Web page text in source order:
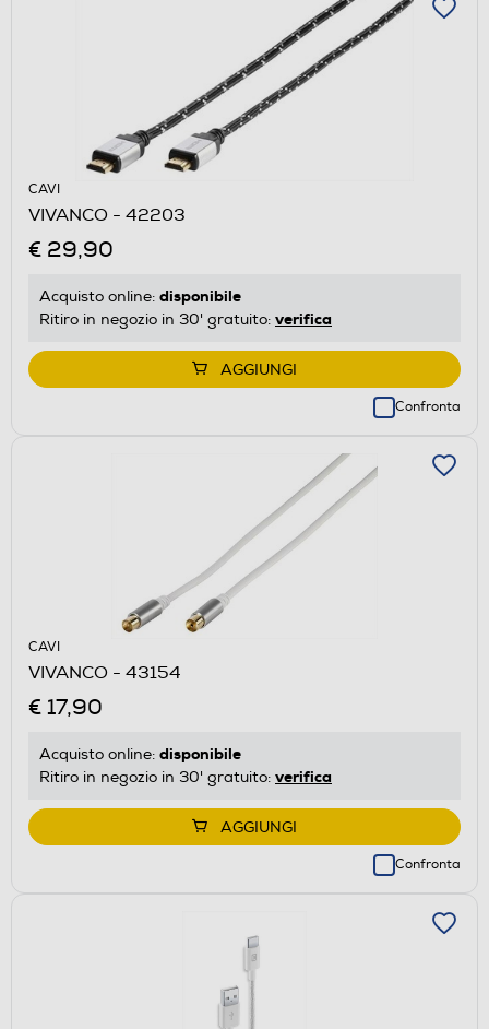
CAVI
VIVANCO - 42203
€ 29,90
Acquisto online: disponibile
Ritiro in negozio in 30' gratuito: verifica
AGGIUNGI
Confronta
CAVI
VIVANCO - 43154
€ 17,90
Acquisto online: disponibile
Ritiro in negozio in 30' gratuito: verifica
AGGIUNGI
Confronta